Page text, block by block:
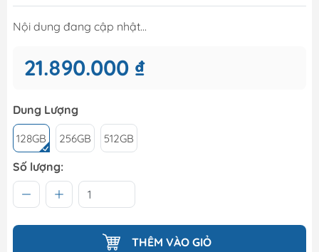
Nội dung đang cập nhật...
21.890.000 ₫
Dung Lượng
128GB 256GB 512GB
Số lượng:
THÊM VÀO GIỎ